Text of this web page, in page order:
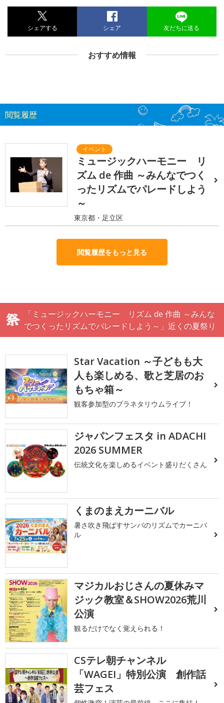
シェアする シェア 友だちに送る
おすすめ情報
閲覧履歴
ミュージックハーモニー リ
ズム de 作曲 ～みんなでつく
ったリズムでパレードしよう
～
東京都・足立区
閲覧履歴をもっと見る
「ミュージックハーモニー リズム de 作曲 ～みんな
でつくったリズムでパレードしよう～」近くの夏祭り
Star Vacation ～子どもも大
人も楽しめる、歌と芝居のお
もちゃ箱～
観客参加型のプラネタリウムライブ！
ジャパンフェスタ in ADACHI
2026 SUMMER
伝統文化を楽しめるイベント盛りだくさん
くまのまえカーニバル
暑さ吹き飛ばすサンバのリズムでカーニバ
ル
マジカルおじさんの夏休みマ
ジック教室＆SHOW2026荒川
公演
観るだけでなく覚えられる！
CSテレ朝チャンネル
「WAGEI」特別公演 創作話
芸フェス